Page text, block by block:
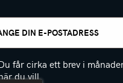
får cirka ett brev i
du vill.